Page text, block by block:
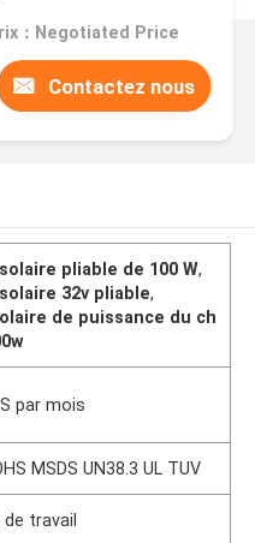
：Negotiated Price
Contactez nous
pliable de 100 W,
32v pliable,
de puissance du ch
par mois
MSDS UN38.3 UL TUV
travail